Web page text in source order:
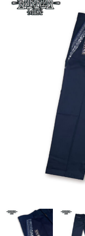
ウェア
全商品（ウェア）
ロングTシャツ
ゲームシャツ
コーチジャケット
スウェット＆フーディ
ORIGINAL